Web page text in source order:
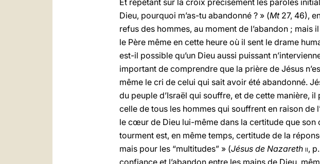
Et répétant sur la croix précisément les paroles
Dieu, pourquoi m’as-tu abandonné ? » (Mt27, 46),
refus des hommes, au moment de l’abandon ;
le Père même en cette heure où il sent le drame
est-il possible qu’un Dieu aussi puissant
important de comprendre que la prière de Jésus
même le cri de celui qui sait avoir été abandonné.
du peuple d’Israël qui souffre, et de cette manière,
celle de tous les hommes qui souffrent en raison de
le cœur de Dieu lui-même dans la certitude que son
tourment est, en même temps, certitude de la
mais pour les “multitudes” » (Jésus de Nazareth ii,
confiance et l’abandon entre les mains de Dieu,